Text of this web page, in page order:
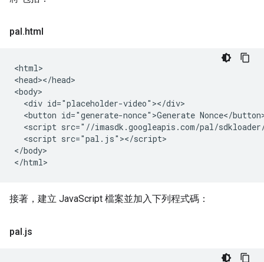
pal.html
<html>
<head></head>
<body>
  <div id="placeholder-video"></div>
<button id="generate-nonce">Generate Nonce</
<script src="//imasdk.googleapis.com/pal/
  <script src="pal.js"></script>
</body>
接著，建立 JavaScript 檔案並加入下列程式碼：
pal.js